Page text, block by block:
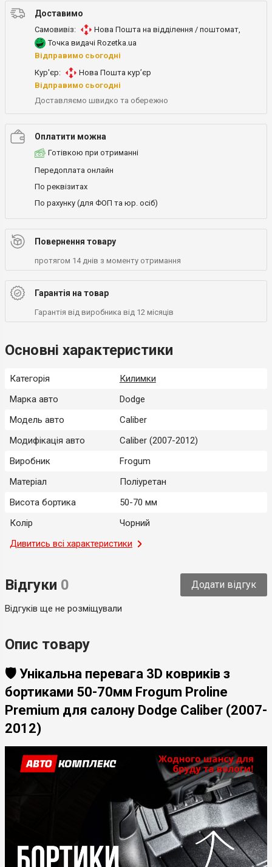
Доставимо
Самовивіз: Нова Пошта на відділення / поштомат,
Точка видачі Rozetka.ua
Відправимо сьогодні
Кур'єр:
Нова Пошта кур’єр
Відправимо сьогодні
Доставляємо швидко та обережно
Оплатити можна
Готівкою при отриманні
Передоплата онлайн
По реквізитах
По рахунку (для ФОП та юр. осіб)
Повернення товару
протягом 14 днів з моменту отримання
Гарантія на товар
Гарантія від виробника від 12 місяців
Основні характеристики
Категорія
Килимки
Марка авто
Dodge
Модель авто
Caliber
Модифікація авто
Caliber (2007-2012)
Виробник
Frogum
Матеріал
Поліуретан
Висота бортика
50-70 мм
Колір
Чорний
Місце застосування
Салон
Країна-виробник
Дивитись всі характеристики
Відгуки 0 Додати відгук
Відгуків ще не розміщували
Опис товару
🛡️ Унікальна перевага 3D ковриків з
бортиками 50-70мм Frogum Proline
Premium для салону Dodge Caliber (2007-
2012)